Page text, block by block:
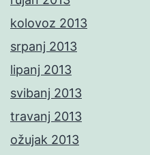
kolovoz 2013
srpanj 2013
lipanj 2013
svibanj 2013
travanj 2013
ožujak 2013